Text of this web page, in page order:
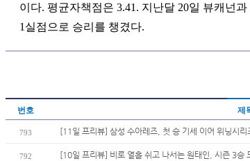
이다. 평균자책점은 3.41. 지난달 20일 뷰캐넌
1실점으로 승리를 챙겼다.
번호 제
793 [11일 프리뷰] 삼성 수아레즈, 첫 승 기세 이어 위닝시리
792 [10일 프리뷰] 비로 열흘 쉬고 나서는 원태인, 시즌 3승